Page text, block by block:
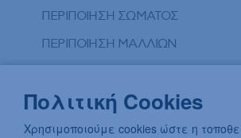
ΠΕΡΙΠΟΙΗΣΗ ΣΩΜΑΤΟΣ
ΠΕΡΙΠΟΙΗΣΗ ΜΑΛΛΙΩΝ
ΑΠΟΣΥΜΦΟΡΗΤΙΚΑ ΜΥΤΗΣ
ΦΡΟΝΤΙΔΑ ΜΩΡΟΥ
Πολιτική Cookies
Χρησιμοποιούμε cookies ώστε η